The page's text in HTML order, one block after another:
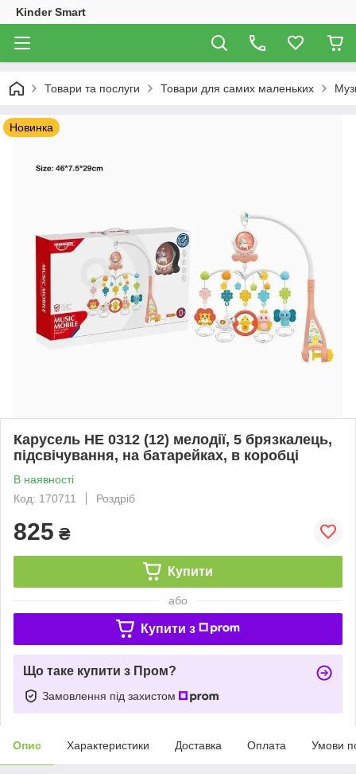
Kinder Smart
Товари та послуги Товари для самих маленьких
Новинка
Карусель HE 0312 (12) мелодії, 5 брязкалець,
підсвічування, на батарейках, в коробці
В наявності
Код: 170711
Роздріб
825 ₴
Купити
або
Купити з
Що таке купити з Пром?
Замовлення під захистом
Опис Характеристики Доставка Оплата Умови